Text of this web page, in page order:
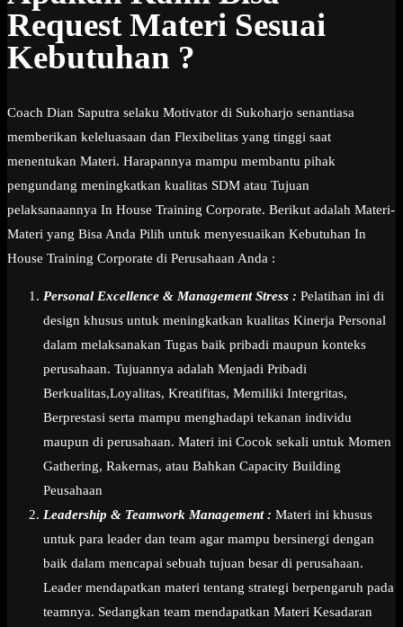
Request Materi Sesuai
Kebutuhan ?
Coach Dian Saputra selaku Motivator di Sukoharjo senantiasa
memberikan keleluasaan dan Flexibelitas yang tinggi saat
menentukan Materi. Harapannya mampu membantu pihak
pengundang meningkatkan kualitas SDM atau Tujuan
pelaksanaannya In House Training Corporate. Berikut adalah Materi-
Materi yang Bisa Anda Pilih untuk menyesuaikan Kebutuhan In
House Training Corporate di Perusahaan Anda :
Personal Excellence & Management Stress : Pelatihan ini di
design khusus untuk meningkatkan kualitas Kinerja Personal
dalam melaksanakan Tugas baik pribadi maupun konteks
perusahaan. Tujuannya adalah Menjadi Pribadi
Berkualitas,Loyalitas, Kreatifitas, Memiliki Intergritas,
Berprestasi serta mampu menghadapi tekanan individu
maupun di perusahaan. Materi ini Cocok sekali untuk Momen
Gathering, Rakernas, atau Bahkan Capacity Building
Peusahaan
Leadership & Teamwork Management : Materi ini khusus
untuk para leader dan team agar mampu bersinergi dengan
baik dalam mencapai sebuah tujuan besar di perusahaan.
Leader mendapatkan materi tentang strategi berpengaruh pada
teamnya. Sedangkan team mendapatkan Materi Kesadaran